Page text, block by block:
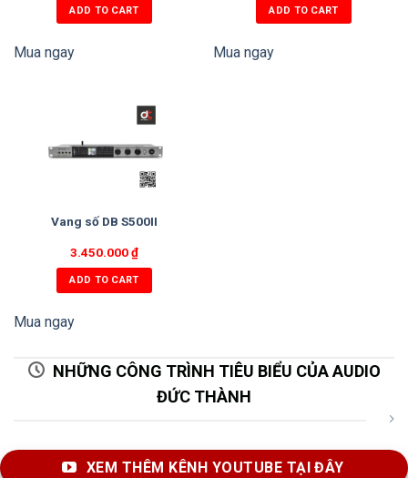
ADD TO CART
Mua ngay
ADD TO CART
Mua ngay
Vang số DB S500II
3.450.000₫
ADD TO CART
Mua ngay
NHỮNG CÔNG TRÌNH TIÊU BIỂU CỦA AUDIO
ĐỨC THÀNH
XEM THÊM KÊNH YOUTUBE TẠI ĐÂY